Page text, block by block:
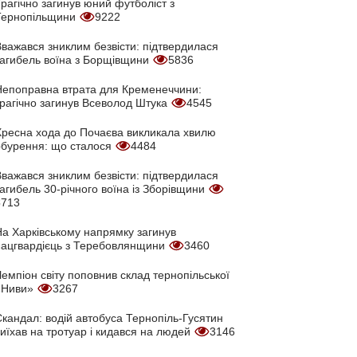
Трагічно загинув юний футболіст з
9222
зниклим безвісти: підтвердилася
воїна з Борщівщини
5836
втрата для Кременеччини:
загинув Всеволод Штука
4545
хода до Почаєва викликала хвилю
що сталося
4484
зниклим безвісти: підтвердилася
30-річного воїна із Зборівщини
Харківському напрямку загинув
з Теребовлянщини
3460
світу поповнив склад тернопільської
3267
водій автобуса Тернопіль-Гусятин
на тротуар і кидався на людей
3146